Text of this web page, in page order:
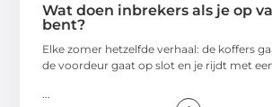
Wat doen inbrekers als je op
bent?
Elke zomer hetzelfde verhaal: de koffers
de voordeur gaat op slot en je rijdt met
...